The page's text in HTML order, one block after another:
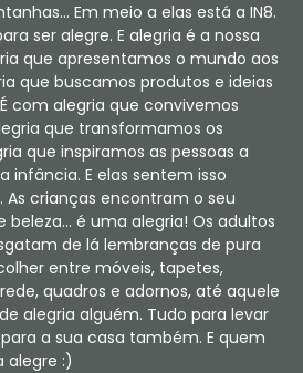
Em meio a elas está a IN8.
ser alegre. E alegria é a nossa
que apresentamos o mundo aos
que buscamos produtos e ideias
com alegria que convivemos
que transformamos os
que inspiramos as pessoas a
infância. E elas sentem isso
As crianças encontram o seu
beleza... é uma alegria! Os adultos
de lá lembranças de pura
entre móveis, tapetes,
quadros e adornos, até aquele
alegria alguém. Tudo para levar
a sua casa também. E quem
alegre :)